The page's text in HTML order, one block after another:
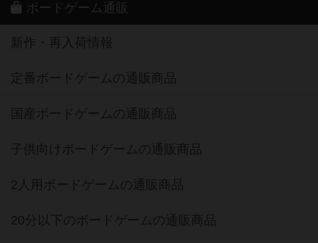
ボードゲーム通販
新作・再入荷情報
定番ボードゲームの通販商品
国産ボードゲームの通販商品
子供向けボードゲームの通販商品
2人用ボードゲームの通販商品
20分以下のボードゲームの通販商品